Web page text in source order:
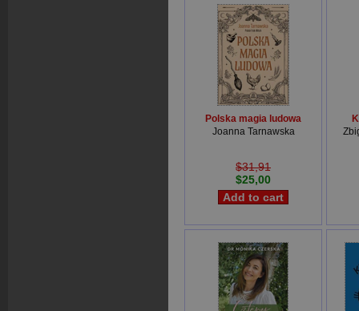
Polska magia ludowa
Joanna Tarnawska
$31,91
$25,00